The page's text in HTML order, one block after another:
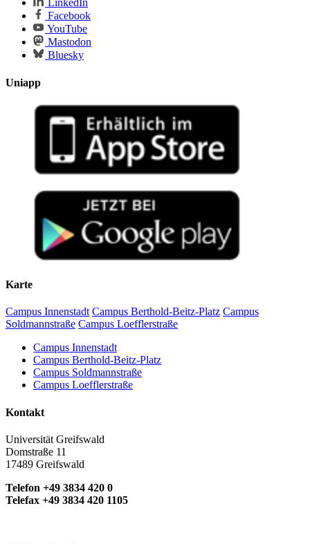
LinkedIn
Facebook
YouTube
Mastodon
Bluesky
Uniapp
Karte
Campus Innenstadt Campus Berthold-Beitz-Platz Campus
Soldmannstraße Campus Loefflerstraße
Campus Innenstadt
Campus Berthold-Beitz-Platz
Campus Soldmannstraße
Campus Loefflerstraße
Kontakt
Universität Greifswald
Domstraße 11
17489 Greifswald
Telefon +49 3834 420 0
Telefax +49 3834 420 1105